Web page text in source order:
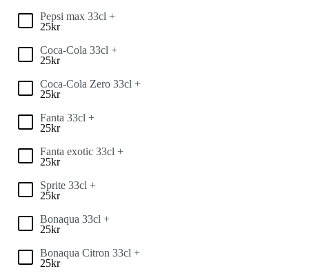
Pepsi max 33cl +
25kr
Coca-Cola 33cl +
25kr
Coca-Cola Zero 33cl +
25kr
Fanta 33cl +
25kr
Fanta exotic 33cl +
25kr
Sprite 33cl +
25kr
Bonaqua 33cl +
25kr
Bonaqua Citron 33cl +
25kr